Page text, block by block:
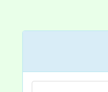
育講座
本校教
家長及